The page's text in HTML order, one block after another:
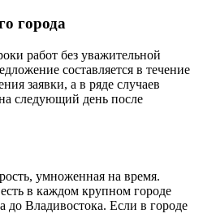
города
работ без уважительной
составляется в течение
заявки, а в ряде случаев
следующий день после
умноженная на время.
в каждом крупном городе
до Владивостока. Если в городе